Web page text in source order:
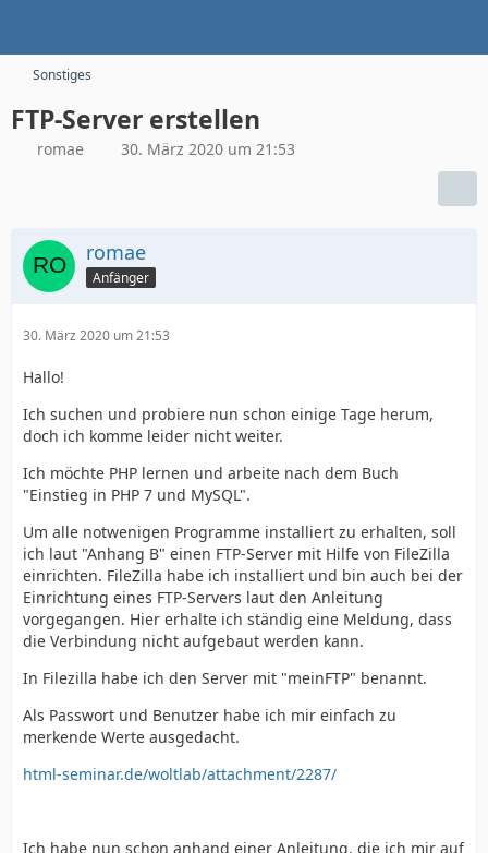
Sonstiges
FTP-Server erstellen
romae 30. März 2020 um 21:53
romae
Anfänger
30. März 2020 um 21:53
Hallo!
Ich suchen und probiere nun schon einige Tage herum,
doch ich komme leider nicht weiter.
Ich möchte PHP lernen und arbeite nach dem Buch
"Einstieg in PHP 7 und MySQL".
Um alle notwenigen Programme installiert zu erhalten, soll
ich laut "Anhang B" einen FTP-Server mit Hilfe von FileZilla
einrichten. FileZilla habe ich installiert und bin auch bei der
Einrichtung eines FTP-Servers laut den Anleitung
vorgegangen. Hier erhalte ich ständig eine Meldung, dass
die Verbindung nicht aufgebaut werden kann.
In Filezilla habe ich den Server mit "meinFTP" benannt.
Als Passwort und Benutzer habe ich mir einfach zu
merkende Werte ausgedacht.
html-seminar.de/woltlab/attachment/2287/
Ich habe nun schon anhand einer Anleitung, die ich mir auf